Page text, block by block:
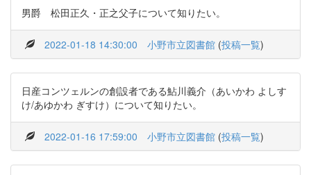
男爵 松田正久・正之父子について知りたい。
2022-01-18 14:30:00 小野市立図書館 (投稿一覧)
日産コンツェルンの創設者である鮎川義介（あいかわ よしす
け/あゆかわ ぎすけ）について知りたい。
2022-01-16 17:59:00 小野市立図書館 (投稿一覧)